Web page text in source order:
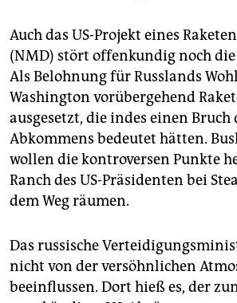
Auch das US-Projekt eines
(NMD) stört offenkundig noch
Als Belohnung für Russlands
Washington vorübergehend
ausgesetzt, die indes einen Bruch
Abkommens bedeutet hätten.
wollen die kontroversen Punkte
Ranch des US-Präsidenten bei
dem Weg räumen.
Das russische
nicht von der versöhnlichen
beeinflussen. Dort hieß es, der